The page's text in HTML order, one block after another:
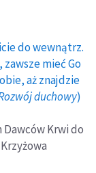
do wewnątrz.
mieć Go
aż znajdzie
duchowy)
Krwi do